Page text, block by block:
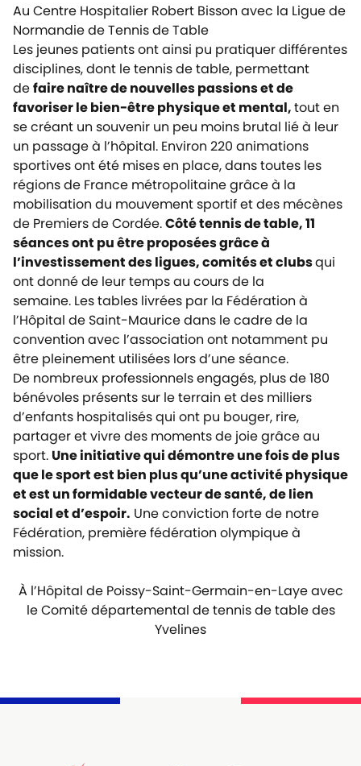
Au Centre Hospitalier Robert Bisson avec la Ligue de
Normandie de Tennis de Table
Les jeunes patients ont ainsi pu pratiquer différentes
disciplines, dont le tennis de table, permettant
defaire naître de nouvelles passions et de
favoriser le bien-être physique et mental,tout en
se créant un souvenir un peu moins brutal lié à leur
un passage à l’hôpital. Environ 220 animations
sportives ont été mises en place, dans toutes les
régions de France métropolitaine grâce à la
mobilisation du mouvement sportif et des mécènes
de Premiers de Cordée.Côté tennis de table, 11
séances ont pu être proposées grâce à
l’investissement des ligues, comités et clubsqui
ont donné de leur temps au cours de la
semaine. Les tables livrées par la Fédération à
l’Hôpital de Saint-Maurice dans le cadre de la
convention avec l’association ont notamment pu
être pleinement utilisées lors d’une séance.
De nombreux professionnels engagés, plus de 180
bénévoles présents sur le terrain et des milliers
d’enfants hospitalisés qui ont pu bouger, rire,
partager et vivre des moments de joie grâce au
sport. Une initiative qui démontre une fois de plus
que le sport est bien plus qu’une activité physique
et est un formidable vecteur de santé, de lien
social et d’espoir. Une conviction forte de notre
Fédération, première fédération olympique à
mission.
À l’Hôpital de Poissy-Saint-Germain-en-Laye avec
le Comité départemental de tennis de table des
Yvelines